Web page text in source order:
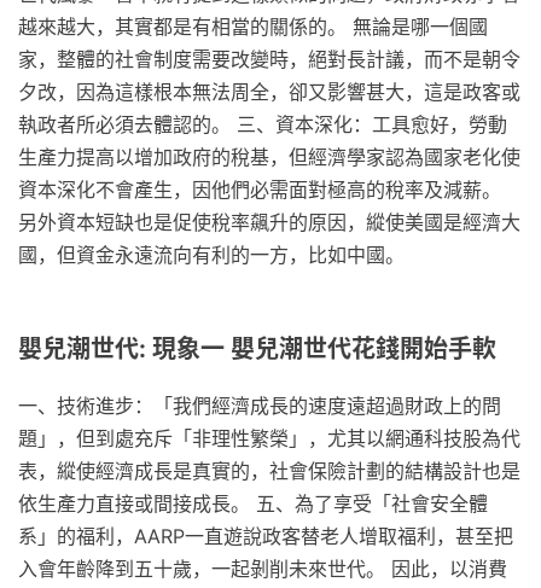
越來越大，其實都是有相當的關係的。 無論是哪一個國
家，整體的社會制度需要改變時，絕對長計議，而不是朝令
夕改，因為這樣根本無法周全，卻又影響甚大，這是政客或
執政者所必須去體認的。 三、資本深化：工具愈好，勞動
生產力提高以增加政府的稅基，但經濟學家認為國家老化使
資本深化不會產生，因他們必需面對極高的稅率及減薪。
另外資本短缺也是促使稅率飆升的原因，縱使美國是經濟大
國，但資金永遠流向有利的一方，比如中國。
嬰兒潮世代: 現象一 嬰兒潮世代花錢開始手軟
一、技術進步：「我們經濟成長的速度遠超過財政上的問
題」，但到處充斥「非理性繁榮」，尤其以網通科技股為代
表，縱使經濟成長是真實的，社會保險計劃的結構設計也是
依生產力直接或間接成長。 五、為了享受「社會安全體
系」的福利，AARP一直遊說政客替老人增取福利，甚至把
入會年齡降到五十歲，一起剝削未來世代。 因此，以消費